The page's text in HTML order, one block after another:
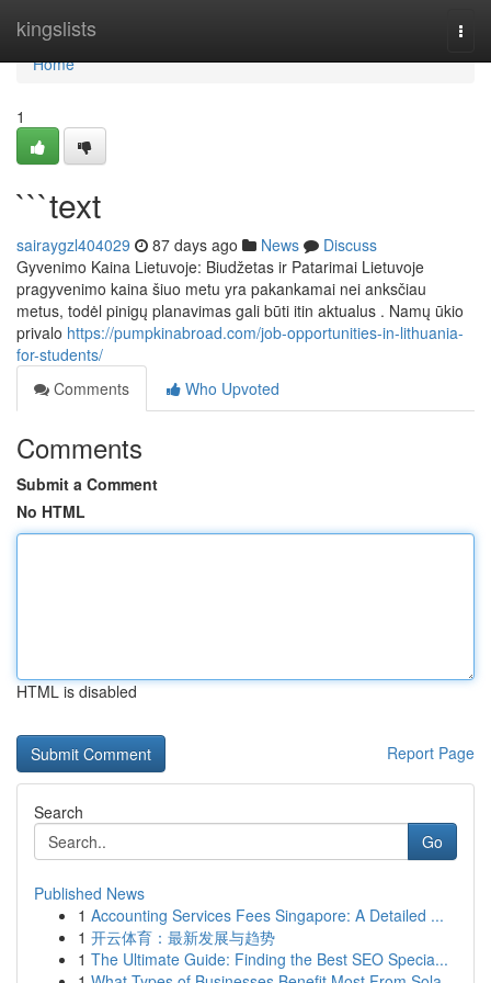
kingslists
Home
Home
1
```text
sairaygzl404029 87 days ago News
Discuss
Gyvenimo Kaina Lietuvoje: Biudžetas ir Patarimai Lietuvoje
pragyvenimo kaina šiuo metu yra pakankamai nei anksčiau
metus, todėl pinigų planavimas gali būti itin aktualus . Namų ūkio
privalo https://pumpkinabroad.com/job-opportunities-in-lithuania-
for-students/
Comments
Who Upvoted
Comments
Submit a Comment
No HTML
HTML is disabled
Report Page
Search
Go
Published News
1 Accounting Services Fees Singapore: A Detailed ...
1 开云体育：最新发展与趋势
1 The Ultimate Guide: Finding the Best SEO Specia...